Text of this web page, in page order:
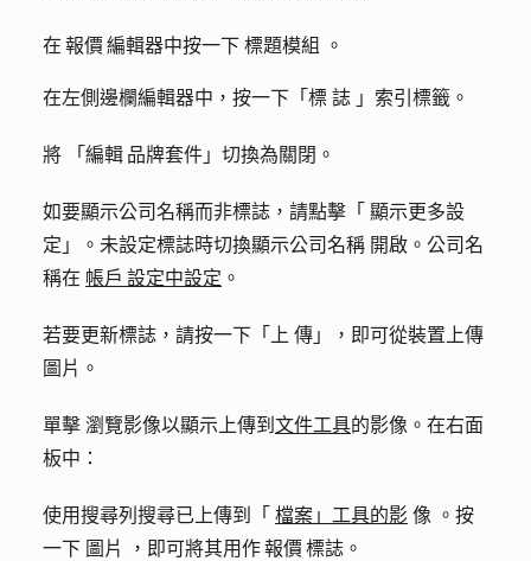
在 報價 編輯器中按一下 標題模組 。
在左側邊欄編輯器中，按一下「標 誌 」索引標籤。
將 「編輯 品牌套件 」切換為關閉。
如要顯示公司名稱而非標誌，請點擊「 顯示更多設
定 」。 未設定標誌時切換顯示公司名稱 開啟。公司名
稱在 帳戶 設定中設定 。
若要更新標誌，請按一下「 上 傳」，即可從裝置上傳
圖片。
單擊 瀏覽影像以顯示上傳到 文件工具的影像。在右面
板中：
使用搜尋列搜尋已上傳到「 檔案」工具的影 像 。按
一下 圖片 ，即可將其用作 報價 標誌。